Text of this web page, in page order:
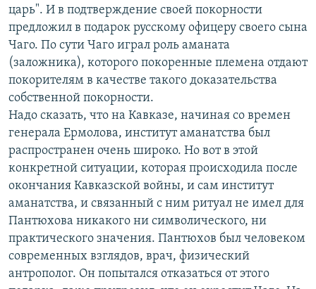
царь". И в подтверждение своей покорности
предложил в подарок русскому офицеру своего сына
Чаго. По сути Чаго играл роль аманата
(заложника), которого покоренные племена отдают
покорителям в качестве такого доказательства
собственной покорности.
Надо сказать, что на Кавказе, начиная со времен
генерала Ермолова, институт аманатства был
распространен очень широко. Но вот в этой
конкретной ситуации, которая происходила после
окончания Кавказской войны, и сам институт
аманатства, и связанный с ним ритуал не имел для
Пантюхова никакого ни символического, ни
практического значения. Пантюхов был человеком
современных взглядов, врач, физический
антрополог. Он попытался отказаться от этого